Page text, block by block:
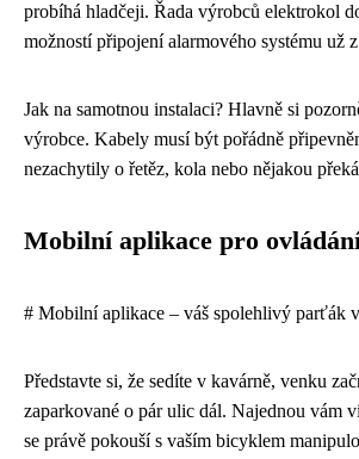
probíhá hladčeji. Řada výrobců elektrokol
možností připojení alarmového systému už
Jak na samotnou instalaci? Hlavně si
výrobce. Kabely musí být pořádně
nezachytily o řetěz, kola nebo nějakou
Mobilní aplikace pro
# Mobilní aplikace – váš spolehlivý parťák
Představte si, že sedíte v kavárně, venku
zaparkované o pár ulic dál. Najednou vám
se právě pokouší s vaším bicyklem